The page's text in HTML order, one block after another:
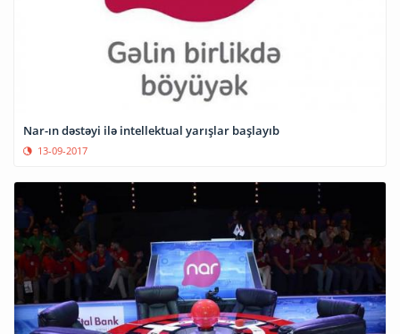
Nar-ın dəstəyi ilə intellektual yarışlar başlayıb
13-09-2017